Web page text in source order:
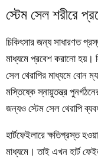
স্টেম সেল শরীরে
চিকিৎসার জন্য সাধারণত
মাধ্যমে প্রবেশ করানো হয়।
সেল থেরাপির মাধ্যমে বোন
মস্তিষ্কে স্নায়ুতন্ত্র
জন্যও স্টেম সেল থেরাপি
হার্টফেইলারে ক্ষতিগ্রস্ত
মাধ্যমে। তাই এখন হার্ট